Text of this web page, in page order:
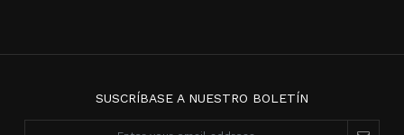
SUSCRÍBASE A NUESTRO BOLETÍN